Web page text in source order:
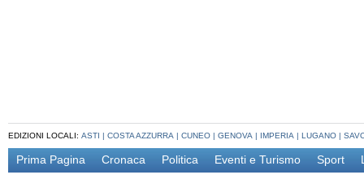
EDIZIONI LOCALI: ASTI | COSTA AZZURRA | CUNEO | GENOVA | IMPERIA | LUGANO |
Prima Pagina Cronaca Politica Eventi e Turismo Sport